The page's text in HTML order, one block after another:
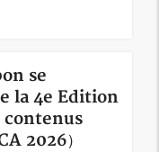
se
la 4e Edition
contenus
2026）